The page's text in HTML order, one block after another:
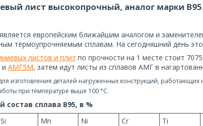
лист высокопрочный, аналог марки
является европейским ближайшим аналогом и
термоупрочняемым сплавам. На сегодняшний день
листов и плит по прочности на 1 месте стоит
АМГ5М, затем идут листы из сплавов АМГ в
изготовления деталей нагруженных конструкций,
при температуре выше 100 °C.
состав сплава В95, в %
Si Mn Ni Cr Ti